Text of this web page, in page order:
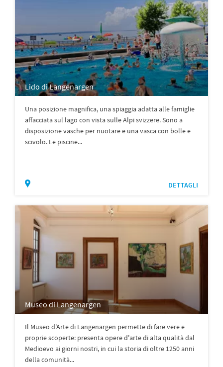
Lido di Langenargen
Una posizione magnifica, una spiaggia adatta alle famiglie
affacciata sul lago con vista sulle Alpi svizzere. Sono a
disposizione vasche per nuotare e una vasca con bolle e
scivolo. Le piscine...
DETTAGLI
Museo di Langenargen
Il Museo d'Arte di Langenargen permette di fare vere e
proprie scoperte: presenta opere d'arte di alta qualità dal
Medioevo ai giorni nostri, in cui la storia di oltre 1250 anni
della comunità...